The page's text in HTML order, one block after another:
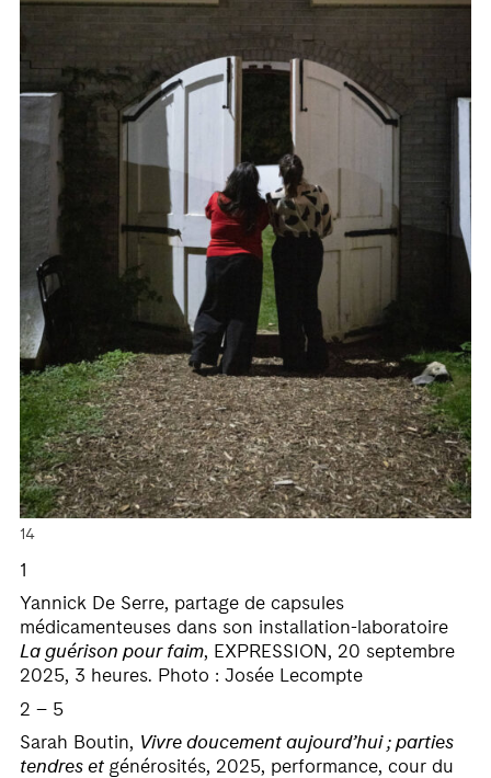
14
1
Yannick De Serre, partage de capsules
médicamenteuses dans son installation-laboratoire
La guérison pour faim, EXPRESSION, 20 septembre
2025, 3 heures. Photo : Josée Lecompte
2 – 5
Sarah Boutin, Vivre doucement aujourd’hui ; parties
tendres et générosités, 2025, performance, cour du